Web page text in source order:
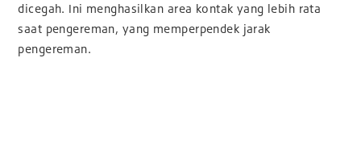
dicegah. Ini menghasilkan area kontak yang lebih rata
saat pengereman, yang memperpendek jarak
pengereman.